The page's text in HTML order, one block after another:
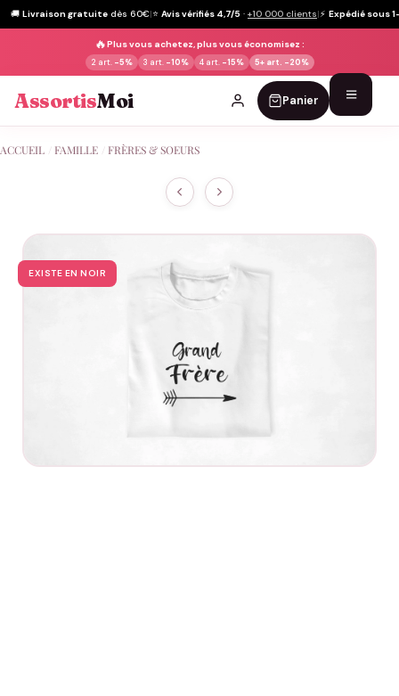
🚚 Livraison gratuite dès 60€|⭐ Avis vérifiés 4,7/5 · +10 000 clients|⚡ Expédié sous
🔥Plus vous achetez, plus vous économisez :
2 art. -5% 3 art. -10% 4 art. -15% 5+ art. -20%
AssortisMoi Panier
au
ACCUEIL FAMILLE FRÈRES & SOEURS
EXISTE EN NOIR